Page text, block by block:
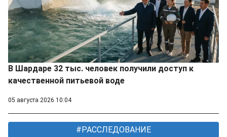
В Шардаре 32 тыс. человек получили доступ к
качественной питьевой воде
05 августа 2026 10:04
РАССЛЕДОВАНИЕ